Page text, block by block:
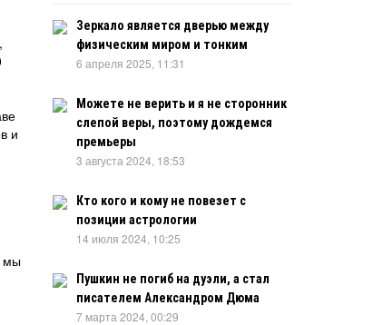
и
мы
Зеркало является дверью между
физическим миром и тонким
6 апреля 2025, 11:31
Можете не верить и я не сторонник
слепой веры, поэтому дождемся
премьеры
3 августа 2024, 18:53
Кто кого и кому не повезет с
позиции астрологии
14 июля 2024, 10:25
Пушкин не погиб на дуэли, а стал
писателем Александром Дюма
7 марта 2024, 00:29